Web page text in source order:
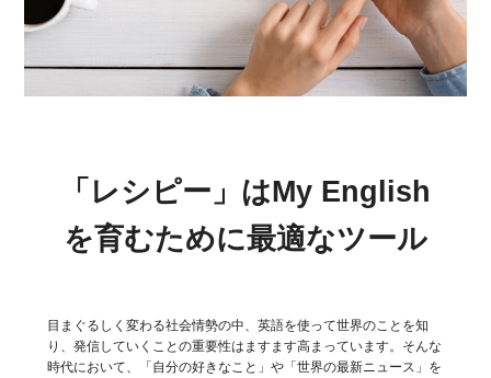
「レシピー」はMy English
を育むために最適なツール
目まぐるしく変わる社会情勢の中、英語を使って世界のことを知
り、発信していくことの重要性はますます高まっています。そんな
時代において、「自分の好きなこと」や「世界の最新ニュース」を